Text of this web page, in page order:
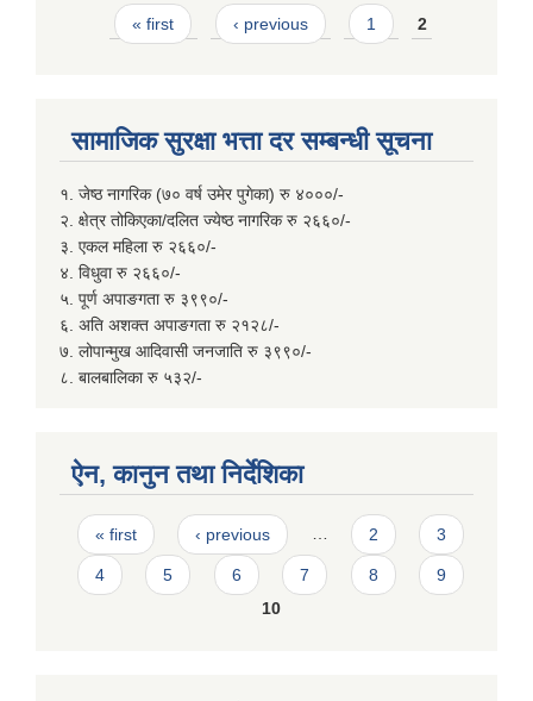
Pages
« first ‹ previous 1 2
सामाजिक सुरक्षा भत्ता दर सम्बन्धी सूचना
१. जेष्ठ नागरिक (७० वर्ष उमेर पुगेका) रु ४०००/-
२. क्षेत्र तोकिएका/दलित ज्येष्ठ नागरिक रु २६६०/-
३. एकल महिला रु २६६०/-
४. विधुवा रु २६६०/-
५. पूर्ण अपाङगता रु ३९९०/-
६. अति अशक्त अपाङगता रु २१२८/-
७. लोपान्मुख आदिवासी जनजाति रु ३९९०/-
८. बालबालिका रु ५३२/-
ऐन, कानुन तथा निर्देशिका
Pages
« first ‹ previous … 2 3
4 5 6 7 8
9
10